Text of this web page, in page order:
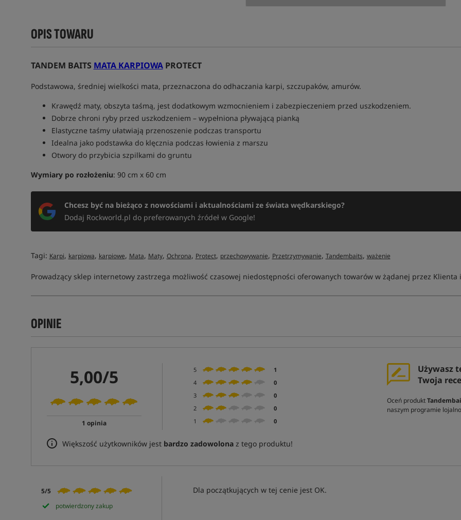
OPIS TOWARU
TANDEM BAITS MATA KARPIOWAPROTECT
Podstawowa, średniej wielkości mata, przeznaczona do odhaczania karpi, szczupaków, amurów.
Krawędź maty, obszyta taśmą, jest dodatkowym wzmocnieniem i zabezpieczeniem przed uszkodzeniem.
Dobrze chroni ryby przed uszkodzeniem – wypełniona pływającą pianką
Elastyczne taśmy ułatwiają przenoszenie podczas transportu
Idealna jako podstawka do klęcznia podczas łowienia z marszu
Otwory do przybicia szpilkami do gruntu
Wymiary po rozłożeniu: 90 cm x 60 cm
Chcesz być na bieżąco z nowościami i aktualnościami ze świata wędkarskiego?
Dodaj Rockworld.pl do preferowanych źródeł w Google!
Tagi: Karpi, karpiowa, karpiowe, Mata, Maty, Ochrona, Protect, przechowywanie, Przetrzymywanie, Tandembaits, ważenie
Prowadzący sklep internetowy zastrzega możliwość czasowej niedostępności oferowanych towarów w żądanej przez
OPINIE
5,00/5
1 opinia
5
1
4
0
3
0
2
0
1
0
Większość użytkowników jest bardzo zadowolonaz tego produktu!
Używasz
Twoja
Oceń produkt
naszym programie
5/5
potwierdzony zakup
Dla początkujących w tej cenie jest OK.